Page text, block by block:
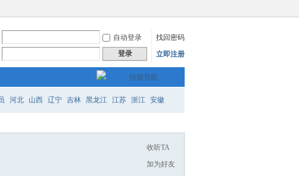
自动登录
找回密码
登录 立即注册
快捷导航
河北 山西 辽宁 吉林 黑龙江 江苏 浙江 安徽
收听TA
加为好友